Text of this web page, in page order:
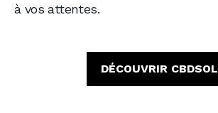
à vos attentes.
DÉCOUVRIR CBDSOL